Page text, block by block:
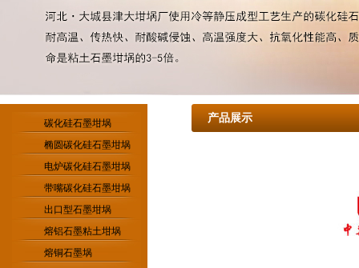
碳化硅石墨坩埚
椭圆碳化硅石墨坩埚
电炉碳化硅石墨坩埚
带嘴碳化硅石墨坩埚
出口型石墨坩埚
熔铝石墨粘土坩埚
熔铜石墨埚
产品展示